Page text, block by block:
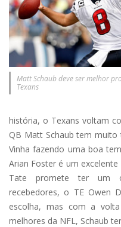
Matt Schaub deve ser melhor
Texans
história, o Texans voltam
QB Matt Schaub tem
Vinha fazendo uma boa
Arian Foster é um
Tate promete ter um
recebedores, o TE Owen
escolha, mas com a
melhores da NFL, Schaub